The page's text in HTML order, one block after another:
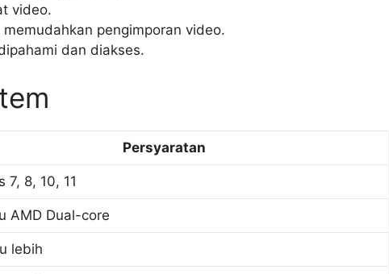
video.
pengimporan video.
dan diakses.
Persyaratan
7, 8, 10, 11
AMD Dual-core
lebih